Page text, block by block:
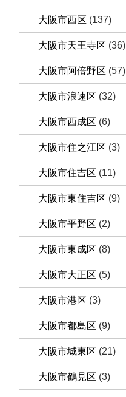
大阪市西区 (137)
大阪市天王寺区 (36)
大阪市阿倍野区 (57)
大阪市浪速区 (32)
大阪市西成区 (6)
大阪市住之江区 (3)
大阪市住吉区 (11)
大阪市東住吉区 (9)
大阪市平野区 (2)
大阪市東成区 (8)
大阪市大正区 (5)
大阪市港区 (3)
大阪市都島区 (9)
大阪市城東区 (21)
大阪市鶴見区 (3)